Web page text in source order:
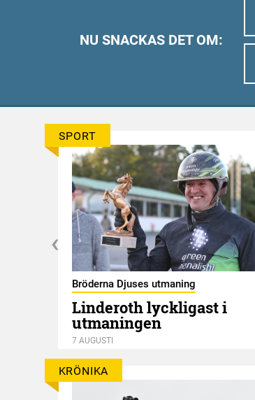
NU SNACKAS DET OM:
SPORT
Bröderna Djuses utmaning
Linderoth lyckligast i
utmaningen
7 AUGUSTI
KRÖNIKA